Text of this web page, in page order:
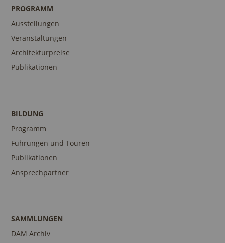
PROGRAMM
Ausstellungen
Veranstaltungen
Architekturpreise
Publikationen
BILDUNG
Programm
Führungen und Touren
Publikationen
Ansprechpartner
SAMMLUNGEN
DAM Archiv